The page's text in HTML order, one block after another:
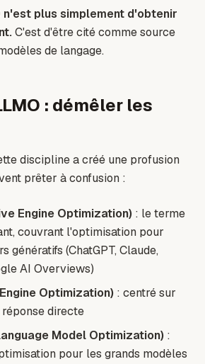
n'est plus simplement d'obtenir
C'est d'être cité comme source
de langage.
: démêler les
discipline a créé une profusion
prêter à confusion :
Engine Optimization) : le terme
couvrant l'optimisation pour
génératifs (ChatGPT, Claude,
AI Overviews)
Optimization) : centré sur
directe
Model Optimization) :
pour les grands modèles